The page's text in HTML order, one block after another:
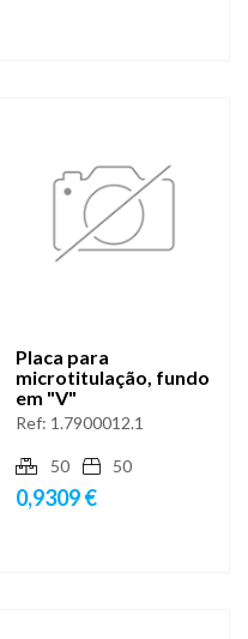
Placa para
microtitulação, fundo
em "V"
Ref: 1.7900012.1
50 50
0,9309 €